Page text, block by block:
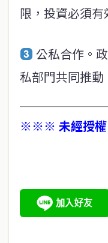
限，投資必須有
公私合作。
私部門共同推動
※※※ 未經授